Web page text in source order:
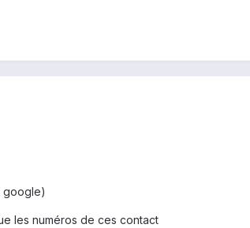
google)
les numéros de ces contact